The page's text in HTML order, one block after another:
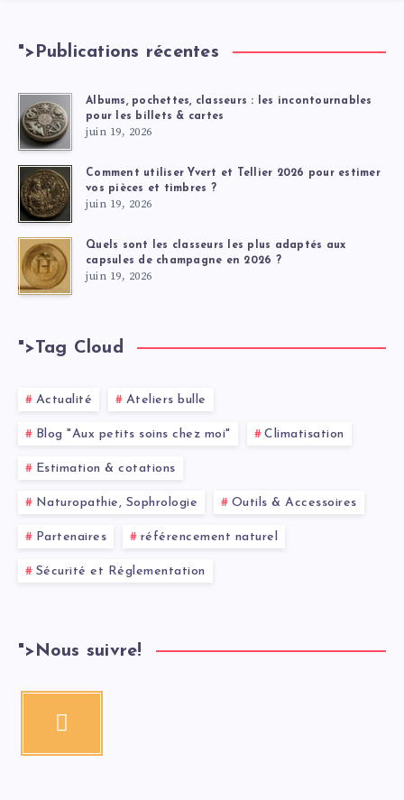
">Publications récentes
Albums, pochettes, classeurs : les incontournables
pour les billets & cartes
juin 19, 2026
Comment utiliser Yvert et Tellier 2026 pour estimer
vos pièces et timbres ?
juin 19, 2026
Quels sont les classeurs les plus adaptés aux
capsules de champagne en 2026 ?
juin 19, 2026
">Tag Cloud
Actualité Ateliers bulle
Blog "Aux petits soins chez moi" Climatisation
Estimation & cotations
Naturopathie, Sophrologie Outils & Accessoires
Partenaires référencement naturel
Sécurité et Réglementation
">Nous suivre!